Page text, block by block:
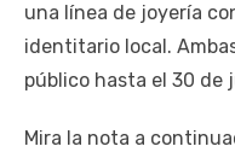
una línea de joyería
identitario local.
público hasta el 30 de
Mira la nota a